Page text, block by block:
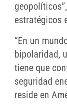
estratégicos
“En un
bipolaridad,
tiene que
seguridad
reside en